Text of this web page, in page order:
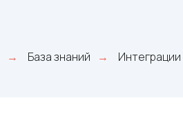
→ База знаний → Интеграции